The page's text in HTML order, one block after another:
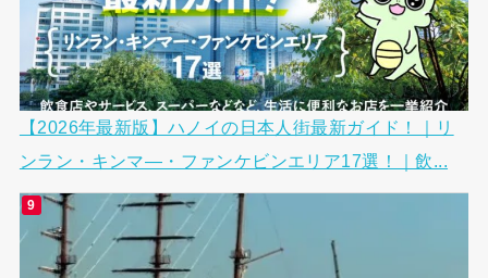
【2026年最新版】ハノイの日本人街最新ガイド！｜リ
ンラン・キンマ―・ファンケビンエリア17選！｜飲...